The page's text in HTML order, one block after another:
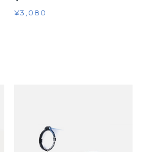
¥3,080